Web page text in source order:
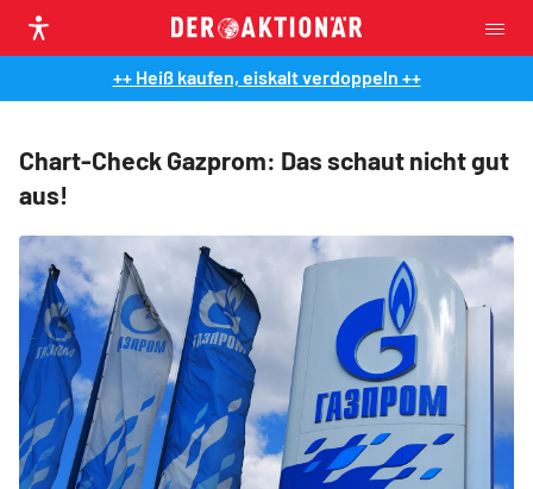
++ Heiß kaufen, eiskalt verdoppeln ++
Chart-Check Gazprom: Das schaut nicht gut
aus!